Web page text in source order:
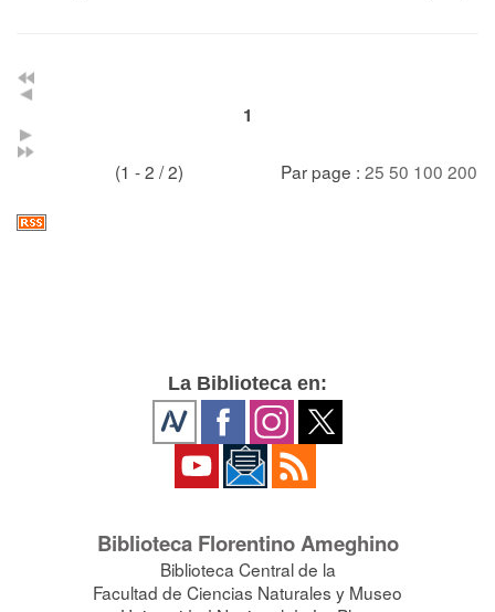
1
(1 - 2 / 2) Par page : 25 50 100 200
La Biblioteca en:
Biblioteca Florentino Ameghino
Biblioteca Central de la
Facultad de Ciencias Naturales y Museo